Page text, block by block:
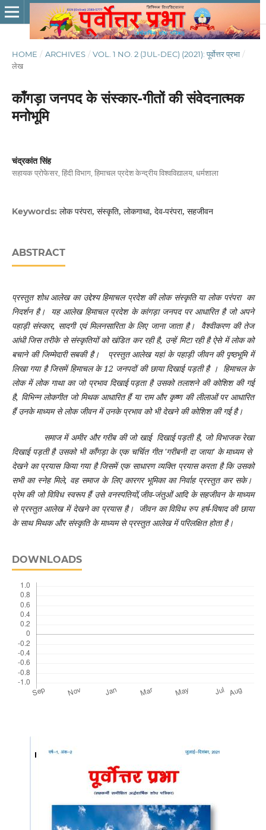
HOME / ARCHIVES / VOL. 1 NO. 2 (JUL-DEC) (2021): पूर्वोत्तर प्रभा /
लेख
काँगड़ा जनपद के संस्कार-गीतों की संवेदनात्मक
मनोभूमि
चंद्रकांत सिंह
सहायक प्रोफेसर, हिंदी विभाग, हिमाचल प्रदेश केन्द्रीय विश्वविद्यालय, धर्मशाला
Keywords: लोक परंपरा, संस्कृति, लोकगाथा, देव-परंपरा, सहजीवन
ABSTRACT
प्रस्तुत शोध आलेख का उद्देश्य हिमाचल प्रदेश की लोक संस्कृति या लोक परंपरा का
निदर्शन है। यह आलेख हिमाचल प्रदेश के कांगड़ा जनपद पर आधारित है जो अपने
पहाड़ी संस्कार, सादगी एवं मिलनसारिता के लिए जाना जाता है। वैश्वीकरण की तेज
आंधी जिस तरीके से संस्कृतियों को खंडित कर रही है, उन्हें मिटा रही है ऐसे में लोक को
बचाने की जिम्मेदारी सबकी है। प्रस्तुत आलेख यहां के पहाड़ी जीवन की पृष्ठभूमि में
लिखा गया है जिसमें हिमाचल के 12 जनपदों की छाया दिखाई पड़ती है । हिमाचल के
लोक में लोक गाथा का जो प्रभाव दिखाई पड़ता है उसको तलाशने की कोशिश की गई
है, विभिन्न लोकगीत जो मिथक आधारित हैं या राम और कृष्ण की लीलाओं पर आधारित
हैं उनके माध्यम से लोक जीवन में उनके प्रभाव को भी देखने की कोशिश की गई है।
समाज में अमीर और गरीब की जो खाई दिखाई पड़ती है, जो विभाजक रेखा
दिखाई पड़ती है उसको भी काँगड़ा के एक चर्चित गीत 'गरीबनी दा जाया' के माध्यम से
देखने का प्रयास किया गया है जिसमें एक साधारण व्यक्ति प्रयास करता है कि उसको
सभी का स्नेह मिले, वह समाज के लिए कारगर भूमिका का निर्वाह प्रस्तुत कर सके।
प्रेम की जो विविध स्वरूप हैं उसे वनस्पतियों,जीव-जंतुओं आदि के सहजीवन के माध्यम
से प्रस्तुत आलेख में देखने का प्रयास है। जीवन का विविध रुप हर्ष-विषाद की छाया
के साथ मिथक और संस्कृति के माध्यम से प्रस्तुत आलेख में परिलक्षित होता है।
DOWNLOADS